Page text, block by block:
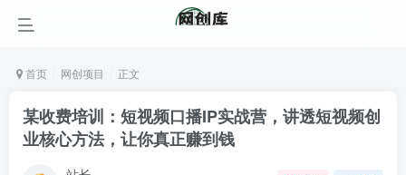
首页 网创项目 正文
某收费培训：短视频口播IP实战营，讲透短视频创
业核心方法，让你真正赚到钱